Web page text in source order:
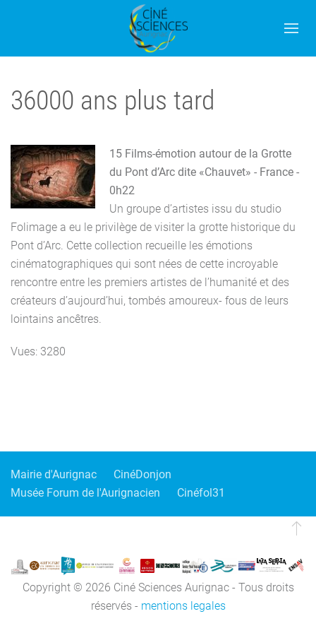
36000 ans plus tard
15 Films-émotion autour de la Grotte
du Pont d’Arc dite «Chauvet» - France -
0h22
Un groupe d’artistes issu du studio
Folimage a eu le privilège de visiter la grotte historique du
Pont d’Arc. Cette collection recueille les émotions
cinématographiques qui sont nées de cette incroyable
rencontre entre les premiers artistes de l’humanité et des
créateurs d’aujourd’hui, tombés amoureux- fous de leurs
lointains ancêtres.
Vues: 3280
Mairie d'Aurignac
CinéDonjon
Musée Forum de l'Aurignacien
Cinéfol31
Copyright © 2026 Ciné Sciences Aurignac - Tous droits
réservés - mentions legales